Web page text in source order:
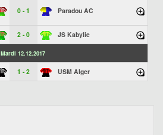
0 - 1 Paradou AC
2 - 0 JS Kabylie
Mardi 12.12.2017
1 - 2 USM Alger